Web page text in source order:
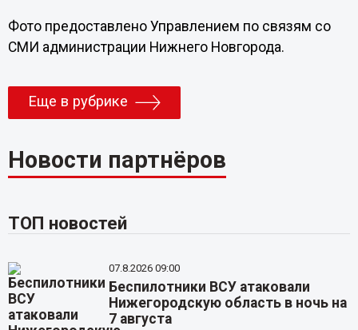
Фото предоставлено Управлением по связям со
СМИ администрации Нижнего Новгорода.
Еще в рубрике
Новости партнёров
ТОП новостей
07.8.2026 09:00
Беспилотники ВСУ атаковали
Нижегородскую область в ночь на
7 августа